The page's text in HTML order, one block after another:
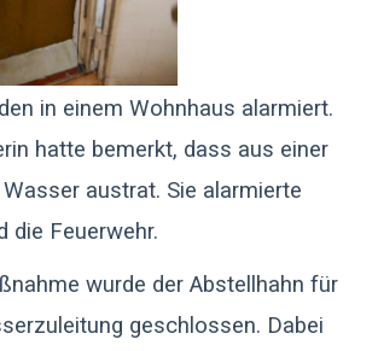
in einem Wohnhaus alarmiert.
hatte bemerkt, dass aus einer
austrat. Sie alarmierte
die Feuerwehr.
wurde der Abstellhahn für
geschlossen. Dabei